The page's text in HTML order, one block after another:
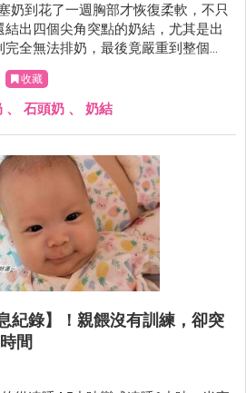
奶到花了一週胸部才恢復柔軟，不只
出四個尖角突點的奶結，尤其是出
全無法排奶，最後竟嚴重到整個奶
奶石頭奶奶結的辦法，我分享在文章
奶媽媽們。
收藏
、 石頭奶 、 奶結
紀錄】！親餵沒有訓練，卻突
間